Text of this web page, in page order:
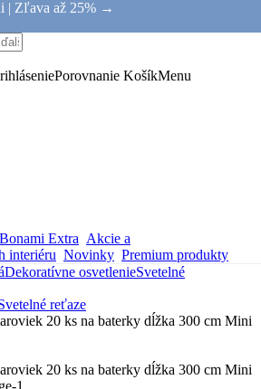
| Zľava až 25% →
Porovnanie KošíkMenu
Bonami Extra Akcie a
interiéru Novinky Premium produkty
Dekoratívne osvetlenieSvetelné
reťaze